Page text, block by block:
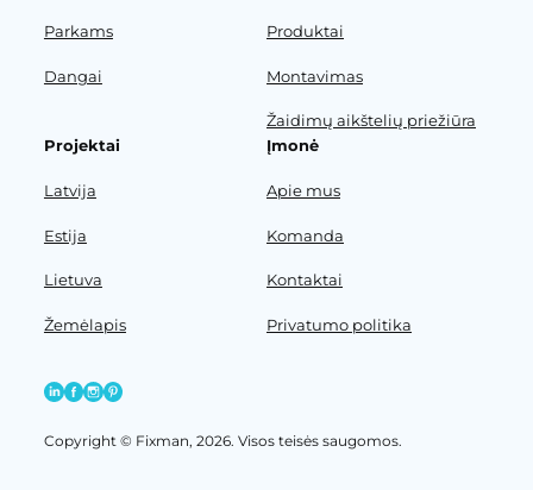
Parkams
Dangai
Produktai
Montavimas
Žaidimų aikštelių priežiūra
Projektai
Latvija
Estija
Lietuva
Žemėlapis
Įmonė
Apie mus
Komanda
Kontaktai
Privatumo politika
Copyright © Fixman, 2026. Visos teisės saugomos.